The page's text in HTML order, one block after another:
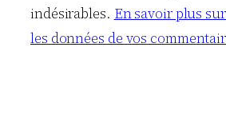
indésirables. En savoir plus
les données de vos